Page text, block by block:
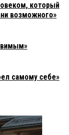
который
возможного»
самому себе»